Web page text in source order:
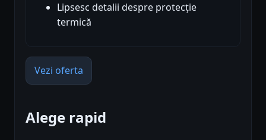
Lipsesc detalii despre protecție
termică
Vezi oferta
Alege rapid